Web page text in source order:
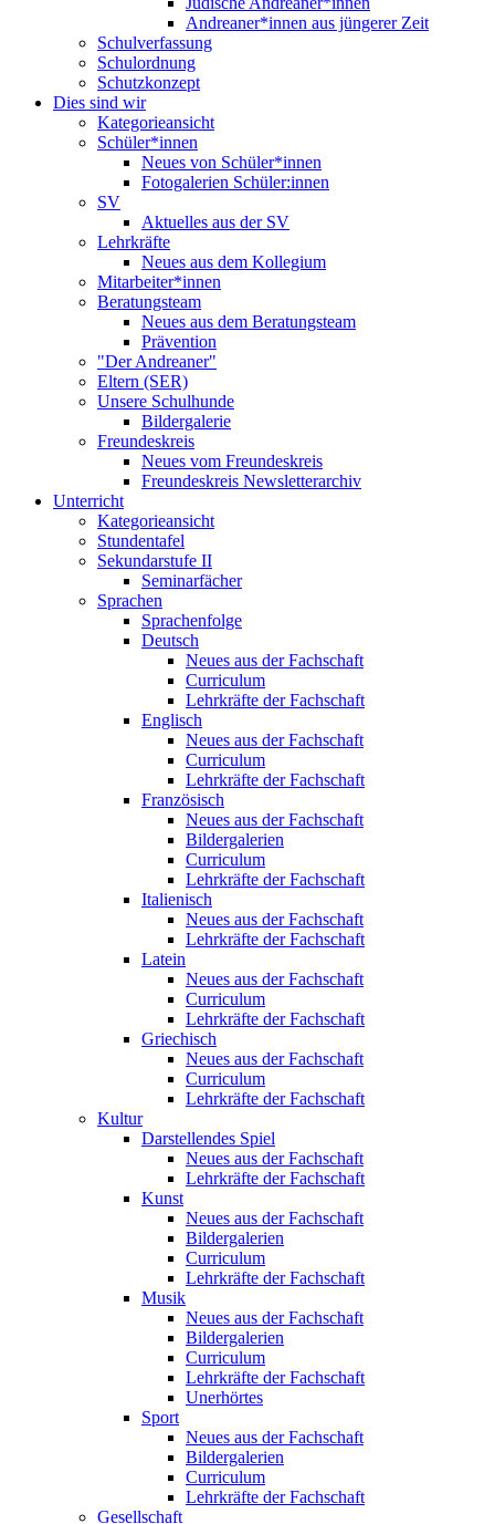
Andreaner*innen aus jüngerer Zeit
Schulverfassung
Schulordnung
Schutzkonzept
Dies sind wir
Kategorieansicht
Schüler*innen
Neues von Schüler*innen
Fotogalerien Schüler:innen
SV
Aktuelles aus der SV
Lehrkräfte
Neues aus dem Kollegium
Mitarbeiter*innen
Beratungsteam
Neues aus dem Beratungsteam
Prävention
"Der Andreaner"
Eltern (SER)
Unsere Schulhunde
Bildergalerie
Freundeskreis
Neues vom Freundeskreis
Freundeskreis Newsletterarchiv
Unterricht
Kategorieansicht
Stundentafel
Sekundarstufe II
Seminarfächer
Sprachen
Sprachenfolge
Deutsch
Neues aus der Fachschaft
Curriculum
Lehrkräfte der Fachschaft
Englisch
Neues aus der Fachschaft
Curriculum
Lehrkräfte der Fachschaft
Französisch
Neues aus der Fachschaft
Bildergalerien
Curriculum
Lehrkräfte der Fachschaft
Italienisch
Neues aus der Fachschaft
Lehrkräfte der Fachschaft
Latein
Neues aus der Fachschaft
Curriculum
Lehrkräfte der Fachschaft
Griechisch
Neues aus der Fachschaft
Curriculum
Lehrkräfte der Fachschaft
Kultur
Darstellendes Spiel
Neues aus der Fachschaft
Lehrkräfte der Fachschaft
Kunst
Neues aus der Fachschaft
Bildergalerien
Curriculum
Lehrkräfte der Fachschaft
Musik
Neues aus der Fachschaft
Bildergalerien
Curriculum
Lehrkräfte der Fachschaft
Unerhörtes
Sport
Neues aus der Fachschaft
Bildergalerien
Curriculum
Lehrkräfte der Fachschaft
Gesellschaft